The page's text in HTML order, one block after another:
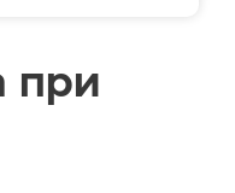
при